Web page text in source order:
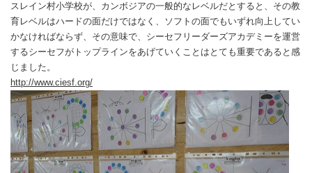
スレイン村小学校が、カンボジアの一般的なレベルだとすると、その教
育レベルはハードの面だけではなく、ソフトの面でもいずれ向上してい
かなければならず、その意味で、シーセフリーダーズアカデミーを運営
するシーセフがトップラインをあげていくことはとても重要であると感
じました。
http://www.ciesf.org/